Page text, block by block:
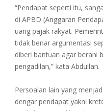
“Pendapat seperti itu,
di APBD (Anggaran
uang pajak rakyat.
tidak benar argumentasi
diberi bantuan agar berani
pengadilan,” kata Abdullan.
Persoalan lain yang
dengar pendapat yakni